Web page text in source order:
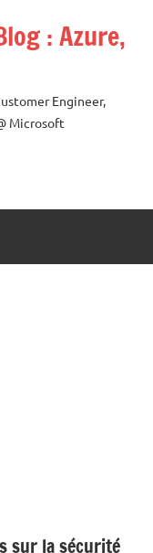
: Azure,
Engineer,
Microsoft
sur la sécurité